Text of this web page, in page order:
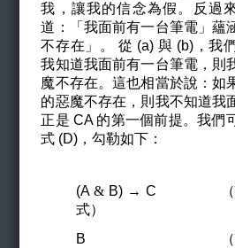
我，讓我的信念為假。反過
道：「我面前有一台筆電」蘊
不存在」。 從 (a) 與 (b)，我
我知道我面前有一台筆電，則
魔不存在。這也相當於說：如
的惡魔不存在，則我不知道我
正是 CA 的第一個前提。我們
式 (D)，勾勒如下：
(A& B) → C （語
式）
B